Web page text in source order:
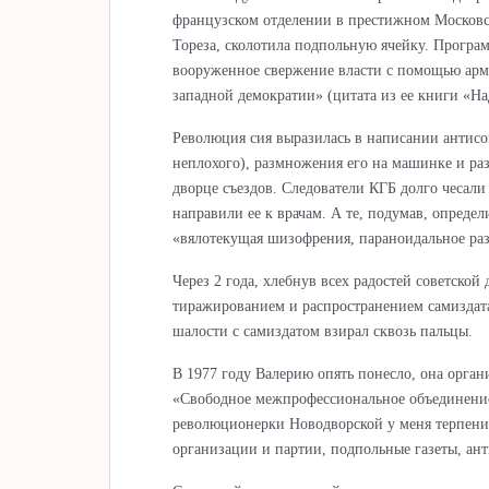
французском отделении в престижном
Тореза, сколотила подпольную ячейку.
вооруженное свержение власти с помощью
западной демократии» (цитата из ее книги
Революция сия выразилась в написании
неплохого), размножения его на машинке и
дворце съездов. Следователи КГБ долго
направили ее к врачам. А те, подумав,
«вялотекущая шизофрения, параноидальное
Через 2 года, хлебнув всех радостей
тиражированием и распространением
шалости с самиздатом взирал сквозь пальцы.
В 1977 году Валерию опять понесло, она
«Свободное межпрофессиональное
революционерки Новодворской у меня
организации и партии, подпольные газеты,